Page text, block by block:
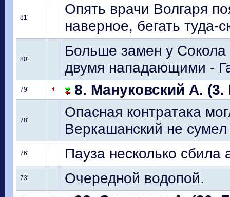
81'
Опять врачи Волгаря
наверное, бегать туда-
80'
Больше замен у
двумя нападающими -
79' 8. Мануковский А. (3.
78'
Опасная контратака
Веркашанский не
76' Пауза несколько
73' Очередной водопой.